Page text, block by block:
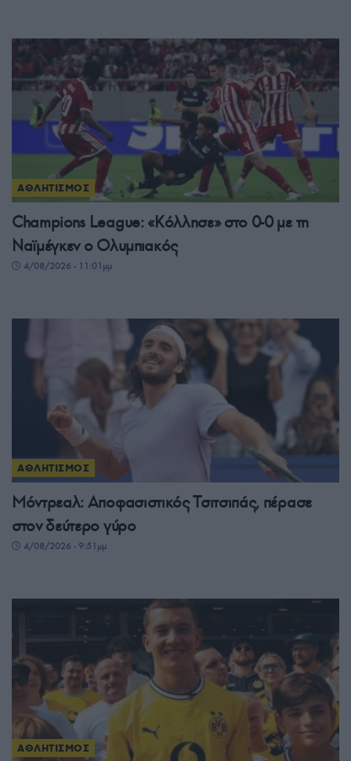
ΑΘΛΗΤΙΣΜΟΣ
Champions League: «Κόλλησε» στο 0-0 με τη
Ναϊμέγκεν ο Ολυμπιακός
4/08/2026 - 11:01μμ
ΑΘΛΗΤΙΣΜΟΣ
Μόντρεαλ: Αποφασιστικός Τσιτσιπάς, πέρασε
στον δεύτερο γύρο
4/08/2026 - 9:51μμ
ΑΘΛΗΤΙΣΜΟΣ